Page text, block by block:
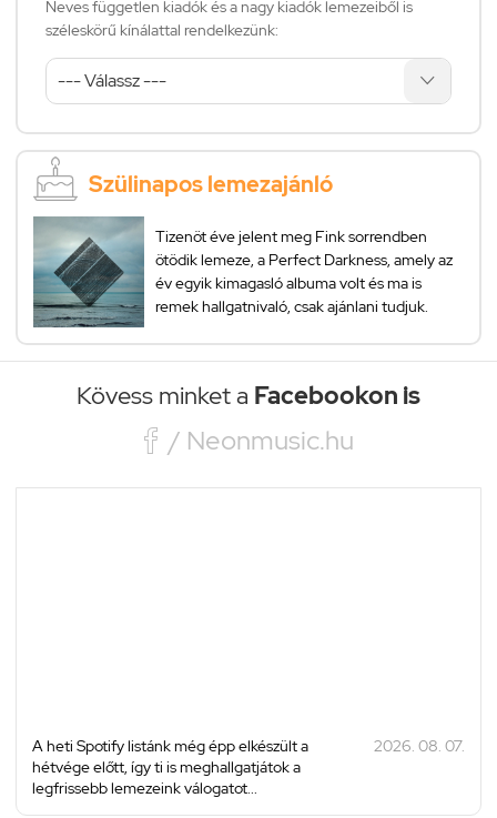
Neves független kiadók és a nagy kiadók lemezeiből is
széleskörű kínálattal rendelkezünk:
Szülinapos lemezajánló
Tizenöt éve jelent meg Fink sorrendben
ötödik lemeze, a Perfect Darkness, amely az
év egyik kimagasló albuma volt és ma is
remek hallgatnivaló, csak ajánlani tudjuk.
Kövess minket a Facebookon is
 / Neonmusic.hu
A heti Spotify listánk még épp elkészült a
hétvége előtt, így ti is meghallgatjátok a
legfrissebb lemezeink válogatot...
2026. 08. 07.